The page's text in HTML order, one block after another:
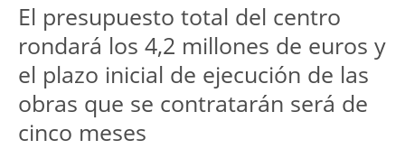
El presupuesto total del centro
rondará los 4,2 millones de euros y
el plazo inicial de ejecución de las
obras que se contratarán será de
cinco meses